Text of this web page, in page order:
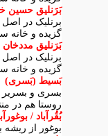
بَرَنلیق حسین
برنلیک در اصل
گزیده و خانه
بَرَنلیق
برنلیک در اصل
گزیده و خانه
بَسیط (بَسری)
بسری و بسریر
روستا هم در
بُقُرآباد /
بوغور از ریشه